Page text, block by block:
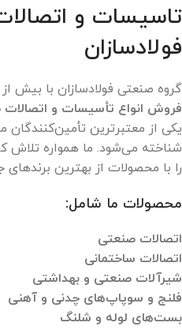
تاسیسات و
فولادسازان
گروه صنعتی فولادسازان با بیش از ۳۰ سال سابقه درخشان در زمینه
فروش انواع تأسیسات و
یکی از معتبرترین تأمین‌کنندگان
شناخته می‌شود. ما همواره تلاش
را با محصولات از بهترین
محصولات ما شامل:
اتصالات صنعتی
اتصالات ساختمانی
شیرآلات صنعتی و بهداشتی
فلنج و سوپاپ‌های چدنی و آهنی
بست‌های لوله و شلنگ